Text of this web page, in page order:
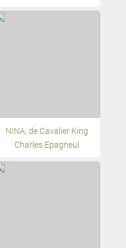
NINA, de Cavalier King
Charles Epagneul